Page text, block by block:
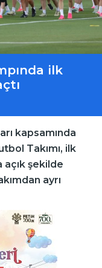
ilk
kapsamında
Takımı, ilk
açık şekilde
ayrı